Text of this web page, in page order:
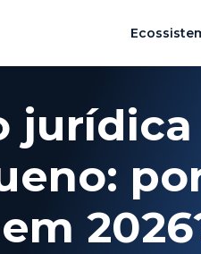
jurídica